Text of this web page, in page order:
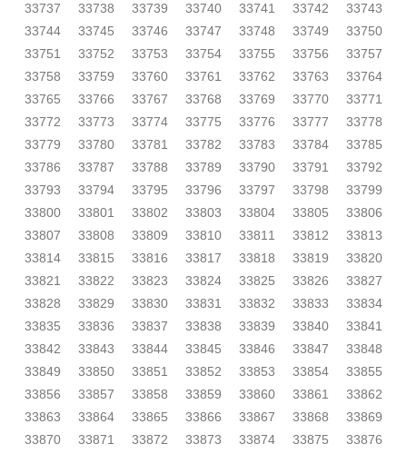
33737
33738 33739 33740 33741 33742
33743
33744
33745 33746 33747 33748 33749
33750
33751
33752 33753 33754 33755 33756
33757
33758
33759 33760 33761 33762 33763
33764
33765
33766 33767 33768 33769 33770
33771
33772
33773 33774 33775 33776 33777
33778
33779
33780 33781 33782 33783 33784
33785
33786
33787 33788 33789 33790 33791
33792
33793
33794 33795 33796 33797 33798
33799
33800
33801 33802 33803 33804 33805
33806
33807
33808 33809 33810 33811 33812
33813
33814
33815 33816 33817 33818 33819
33820
33821
33822 33823 33824 33825 33826
33827
33828
33829 33830 33831 33832 33833
33834
33835
33836 33837 33838 33839 33840
33841
33842
33843 33844 33845 33846 33847
33848
33849
33850 33851 33852 33853 33854
33855
33856
33857 33858 33859 33860 33861
33862
33863
33864 33865 33866 33867 33868
33869
33870
33871 33872 33873 33874 33875
33876